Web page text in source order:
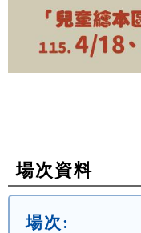
場次資料
場次: